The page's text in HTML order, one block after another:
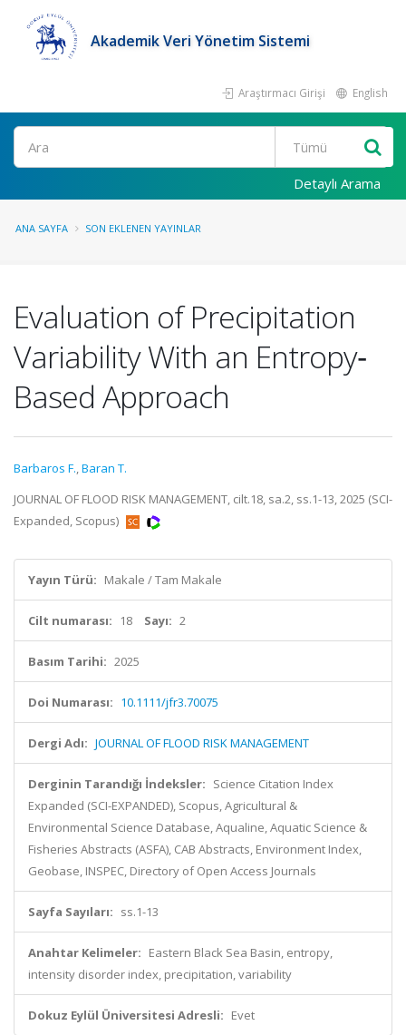
Akademik Veri Yönetim Sistemi
Araştırmacı Girişi English
Ara
Detaylı Arama
ANA SAYFA SON EKLENEN YAYINLAR
Evaluation of Precipitation
Variability With an Entropy‐
Based Approach
Barbaros F.,Baran T.
JOURNAL OF FLOOD RISK MANAGEMENT, cilt.18, sa.2, ss.1-13, 2025 (SCI-
Expanded, Scopus)
Yayın Türü: Makale / Tam Makale
Cilt numarası: 18 Sayı: 2
Basım Tarihi: 2025
Doi Numarası: 10.1111/jfr3.70075
Dergi Adı: JOURNAL OF FLOOD RISK MANAGEMENT
Derginin Tarandığı İndeksler: Science Citation Index
Expanded (SCI-EXPANDED), Scopus, Agricultural &
Environmental Science Database, Aqualine, Aquatic Science &
Fisheries Abstracts (ASFA), CAB Abstracts, Environment Index,
Geobase, INSPEC, Directory of Open Access Journals
Sayfa Sayıları: ss.1-13
Anahtar Kelimeler: Eastern Black Sea Basin, entropy,
intensity disorder index, precipitation, variability
Dokuz Eylül Üniversitesi Adresli: Evet